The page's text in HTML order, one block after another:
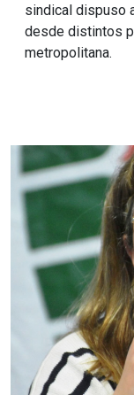
sindical dispuso
desde distintos
metropolitana.
Imagen